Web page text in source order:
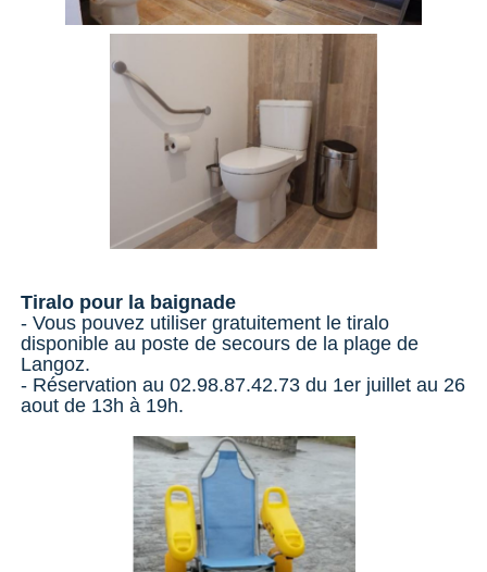
Tiralo pour la baignade
- Vous pouvez utiliser gratuitement le tiralo
disponible au poste de secours de la plage de
Langoz.
- Réservation au 02.98.87.42.73 du 1er juillet au 26
aout de 13h à 19h.